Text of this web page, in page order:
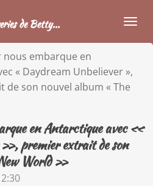
de Betty...
nous embarque en
« Daydream Unbeliever »,
de son nouvel album « The
en Antarctique avec «
premier extrait de son
World »